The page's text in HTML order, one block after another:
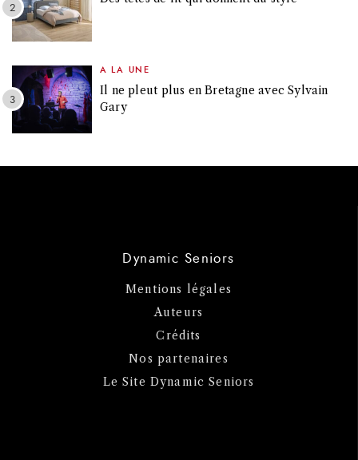
A LA UNE
Il ne pleut plus en Bretagne avec Sylvain
Gary
Dynamic Seniors
Mentions légales
Auteurs
Crédits
Nos partenaires
Le Site Dynamic Seniors